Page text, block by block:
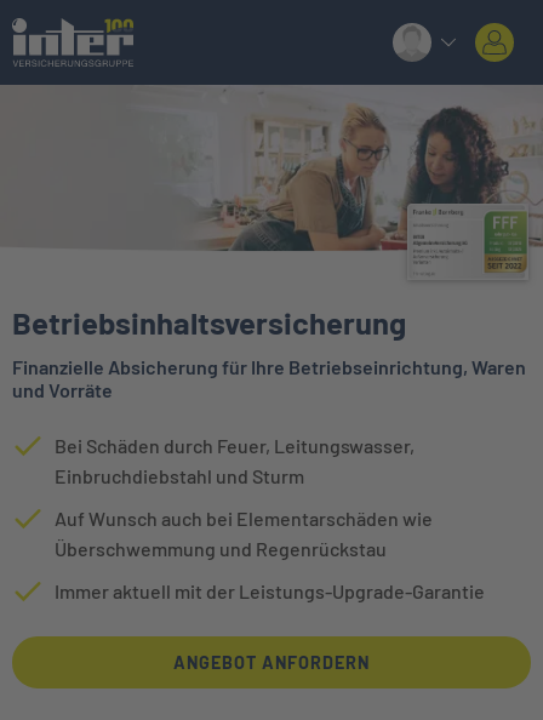
Betriebsinhaltsversicherung
Finanzielle Absicherung für Ihre Betriebseinrichtung, Waren
und Vorräte
Bei Schäden durch Feuer, Leitungswasser,
Einbruchdiebstahl und Sturm
Auf Wunsch auch bei Elementarschäden wie
Überschwemmung und Regenrückstau
Immer aktuell mit der Leistungs-Upgrade-Garantie
ANGEBOT ANFORDERN